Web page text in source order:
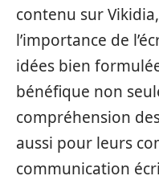
contenu sur
l’importance de
idées bien
bénéfique non
compréhension
aussi pour leurs
communication